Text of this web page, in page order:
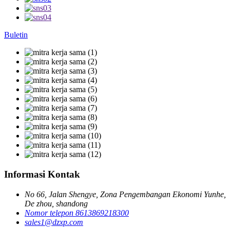
Buletin
Informasi Kontak
No 66, Jalan Shengye, Zona Pengembangan Ekonomi Yunhe,
De zhou, shandong
Nomor telepon 8613869218300
sales1@dzxp.com